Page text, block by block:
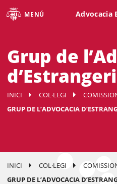
MENÚ Advocacia
Grup de
INICI COL·LEGI
GRUP DE L’ADVOCACIA
INICI COL·LEGI
GRUP DE L’ADVOCACIA